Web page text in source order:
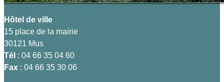
Hôtel de ville
15 place de la mairie
30121 Mus
Tél : 04 66 35 04 60
Fax : 04 66 35 30 06